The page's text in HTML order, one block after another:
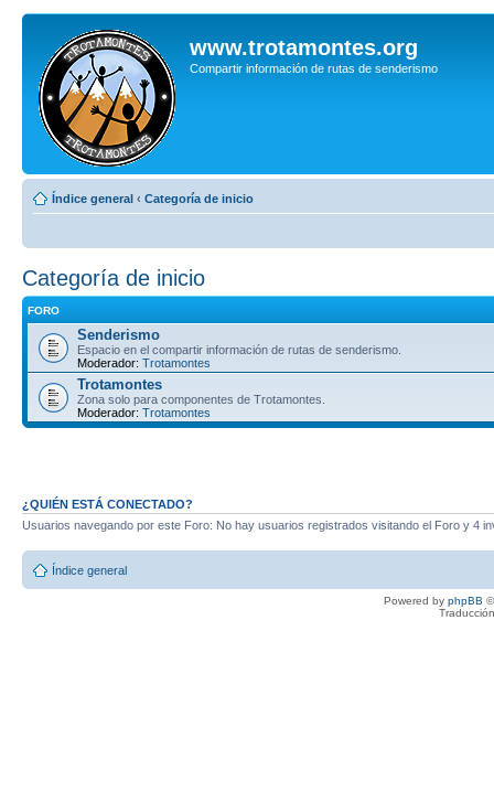
www.trotamontes.org
Compartir información de rutas de senderismo
Índice general ‹ Categoría de inicio
Categoría de inicio
FORO
Senderismo
Espacio en el compartir información de rutas de senderismo.
Moderador: Trotamontes
Trotamontes
Zona solo para componentes de Trotamontes.
Moderador: Trotamontes
¿QUIÉN ESTÁ CONECTADO?
Usuarios navegando por este Foro: No hay usuarios registrados visitando el Foro y 4
Índice general
Powered by phpBB